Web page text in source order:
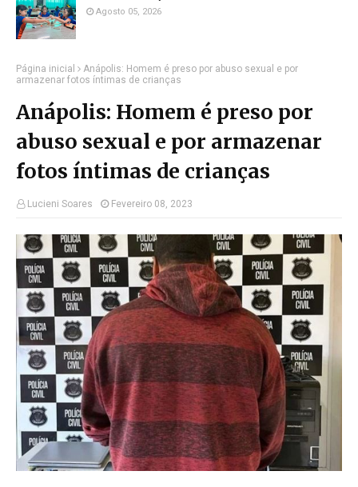
Agosto 05, 2026
Página inicial
Anápolis: Homem é preso por abuso sexual e por
armazenar fotos íntimas de crianças
Anápolis: Homem é preso por
abuso sexual e por armazenar
fotos íntimas de crianças
Lucieni Soares Fevereiro 08, 2023